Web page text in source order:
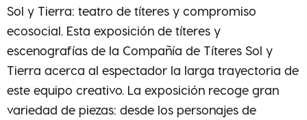
Sol y Tierra: teatro de títeres y compromiso
ecosocial. Esta exposición de títeres y
escenografías de la Compañía de Títeres Sol y
Tierra acerca al espectador la larga trayectoria de
este equipo creativo. La exposición recoge gran
variedad de piezas: desde los personajes de